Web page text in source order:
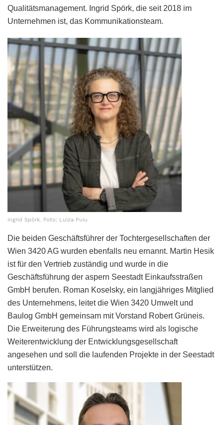
Qualitätsmanagement. Ingrid Spörk, die seit 2018 im
Unternehmen ist, das Kommunikationsteam.
Ingrid Spörk. Foto: Luiza Puiu
Die beiden Geschäftsführer der Tochtergesellschaften der
Wien 3420 AG wurden ebenfalls neu ernannt. Martin Hesik
ist für den Vertrieb zuständig und wurde in die
Geschäftsführung der aspern Seestadt Einkaufsstraßen
GmbH berufen. Roman Koselsky, ein langjähriges Mitglied
des Unternehmens, leitet die Wien 3420 Umwelt und
Baulog GmbH gemeinsam mit Vorstand Robert Grüneis.
Die Erweiterung des Führungsteams wird als logische
Weiterentwicklung der Entwicklungsgesellschaft
angesehen und soll die laufenden Projekte in der Seestadt
unterstützen.